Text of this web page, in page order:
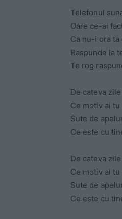
Telefonul
Oare ce-ai
Ca nu-i ora ta
Raspunde la
Te rog
De cateva
Ce motiv ai
Sute de
Ce este cu
De cateva
Ce motiv ai
Sute de
Ce este cu